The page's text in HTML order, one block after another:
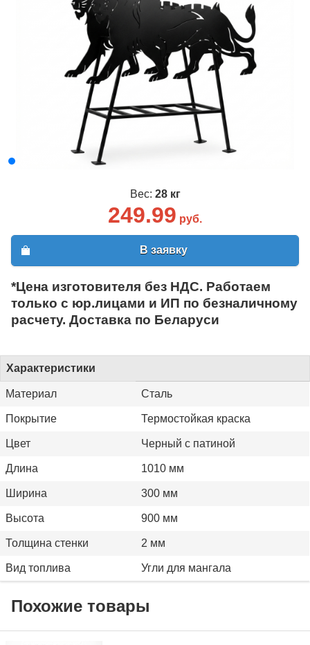
Вес: 28 кг
249.99 руб.
В заявку
*Цена изготовителя без НДС. Работаем
только с юр.лицами и ИП по безналичному
расчету. Доставка по Беларуси
Характеристики
Материал Сталь
Покрытие Термостойкая краска
Цвет Черный с патиной
Длина 1010 мм
Ширина 300 мм
Высота 900 мм
Толщина стенки 2 мм
Вид топлива Угли для мангала
Похожие товары